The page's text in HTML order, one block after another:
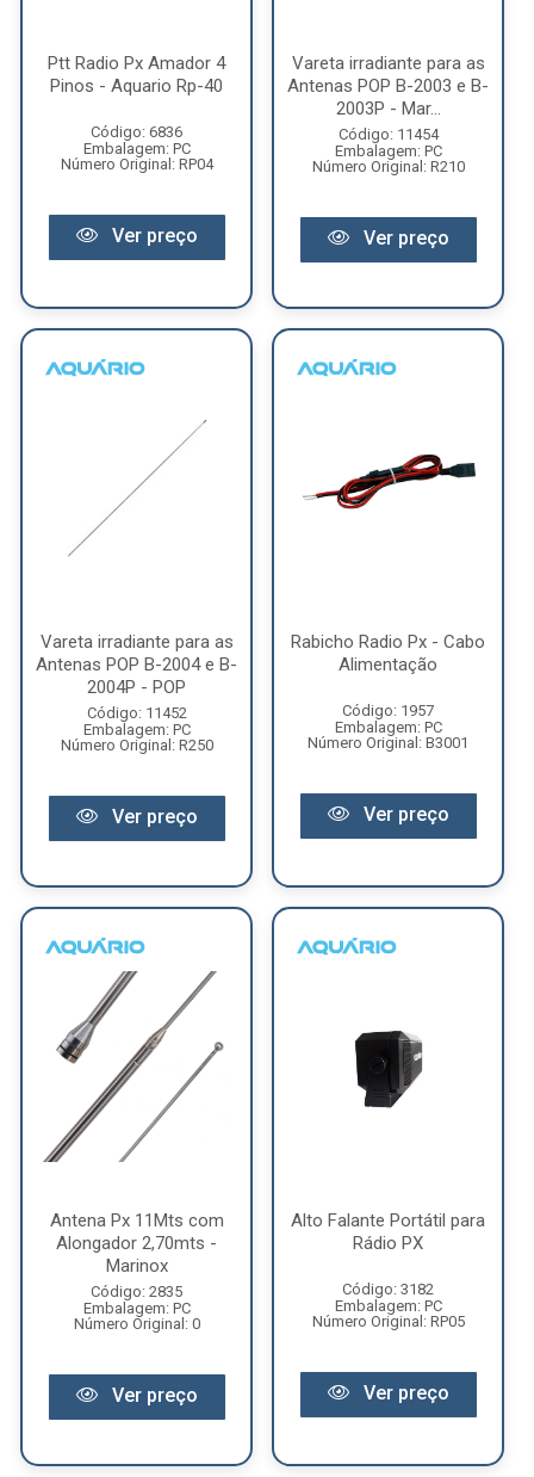
Ptt Radio Px Amador 4
Pinos - Aquario Rp-40
Código: 6836
Embalagem: PC
Número Original: RP04
Ver preço
Vareta irradiante para as
Antenas POP B-2003 e B-
2003P - Mar...
Código: 11454
Embalagem: PC
Número Original: R210
Ver preço
Vareta irradiante para as
Antenas POP B-2004 e B-
2004P - POP
Código: 11452
Embalagem: PC
Número Original: R250
Ver preço
Rabicho Radio Px - Cabo
Alimentação
Código: 1957
Embalagem: PC
Número Original: B3001
Ver preço
Antena Px 11Mts com
Alongador 2,70mts -
Marinox
Código: 2835
Embalagem: PC
Número Original: 0
Ver preço
Alto Falante Portátil para
Rádio PX
Código: 3182
Embalagem: PC
Número Original: RP05
Ver preço